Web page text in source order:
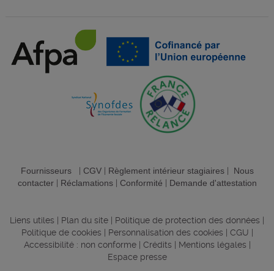
Fournisseurs| CGV| Règlement intérieur stagiaires| Nous
contacter| Réclamations| Conformité Demande d'attestation
Liens utiles Plan du site Politique de protection des données
Politique de cookies
Personnalisation des cookies CGU
Accessibilité : non conforme| Crédits Mentions légales
Espace presse